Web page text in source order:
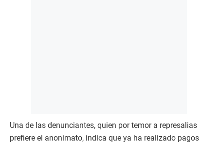
Una de las denunciantes, quien por temor a represalias
prefiere el anonimato, indica que ya ha realizado pagos